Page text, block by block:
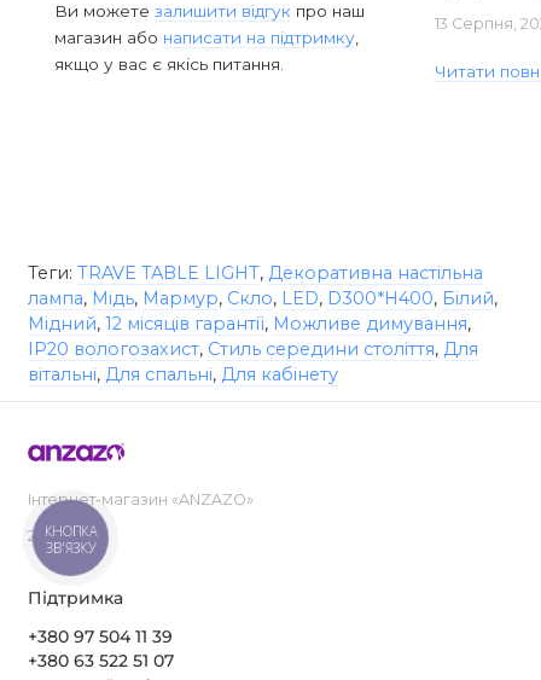
Ви можете залишити відгук про наш
магазин або написати на підтримку,
якщо у вас є якісь питання.
13 Серпня,
Читати
Теги: TRAVE TABLE LIGHT, Декоративна настільна
лампа, Мідь, Мармур, Скло, LED, D300*H400, Білий,
Мідний, 12 місяців гарантії, Можливе димування,
IP20 вологозахист, Стиль середини століття, Для
вітальні, Для спальні, Для кабінету
Інтернет-магазин «ANZAZO»
2019-2026
Підтримка
+380 97 504 11 39
+380 63 522 51 07
КНОПКА
ЗВ'ЯЗКУ